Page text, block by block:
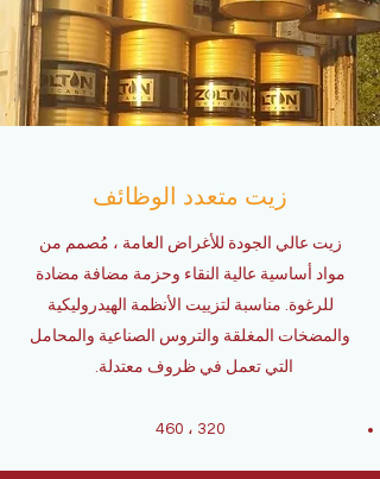
زيت متعدد الوظائف
زيت عالي الجودة للأغراض العامة ، مُصمم من
مواد أساسية عالية النقاء وحزمة مضافة مضادة
للرغوة. مناسبة لتزييت الأنظمة الهيدروليكية
والمضخات المغلقة والتروس الصناعية والمحامل
التي تعمل في ظروف معتدلة.
320 ، 460